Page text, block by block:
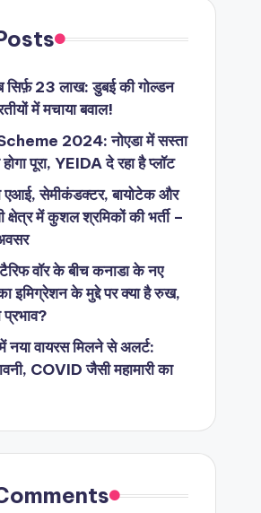
सिर्फ़ 23 लाख: डुबई की गोल्डन
में मचाया बवाल!
2024: नोएडा में सस्ता
पूरा, YEIDA दे रहा है प्लॉट
एआई, सेमीकंडक्टर, बायोटेक और
क्षेत्र में कुशल श्रमिकों की भर्ती –
वॉर के बीच कनाडा के नए
का इमिग्रेशन के मुद्दे पर क्या है रुख,
प्रभाव?
नया वायरस मिलने से अलर्ट:
COVID जैसी महामारी का